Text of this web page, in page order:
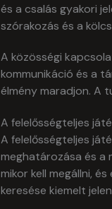
és a csalás gyakori
szórakozás és a
A közösségi
kommunikáció és a
élmény maradjon. A
A felelősségteljes
A felelősségteljes
meghatározása és a
mikor kell megállni,
keresése kiemelt